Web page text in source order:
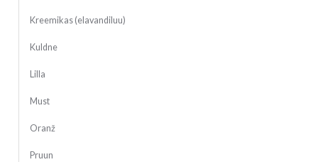
Kreemikas (elavandiluu)
Kuldne
Lilla
Must
Oranž
Pruun